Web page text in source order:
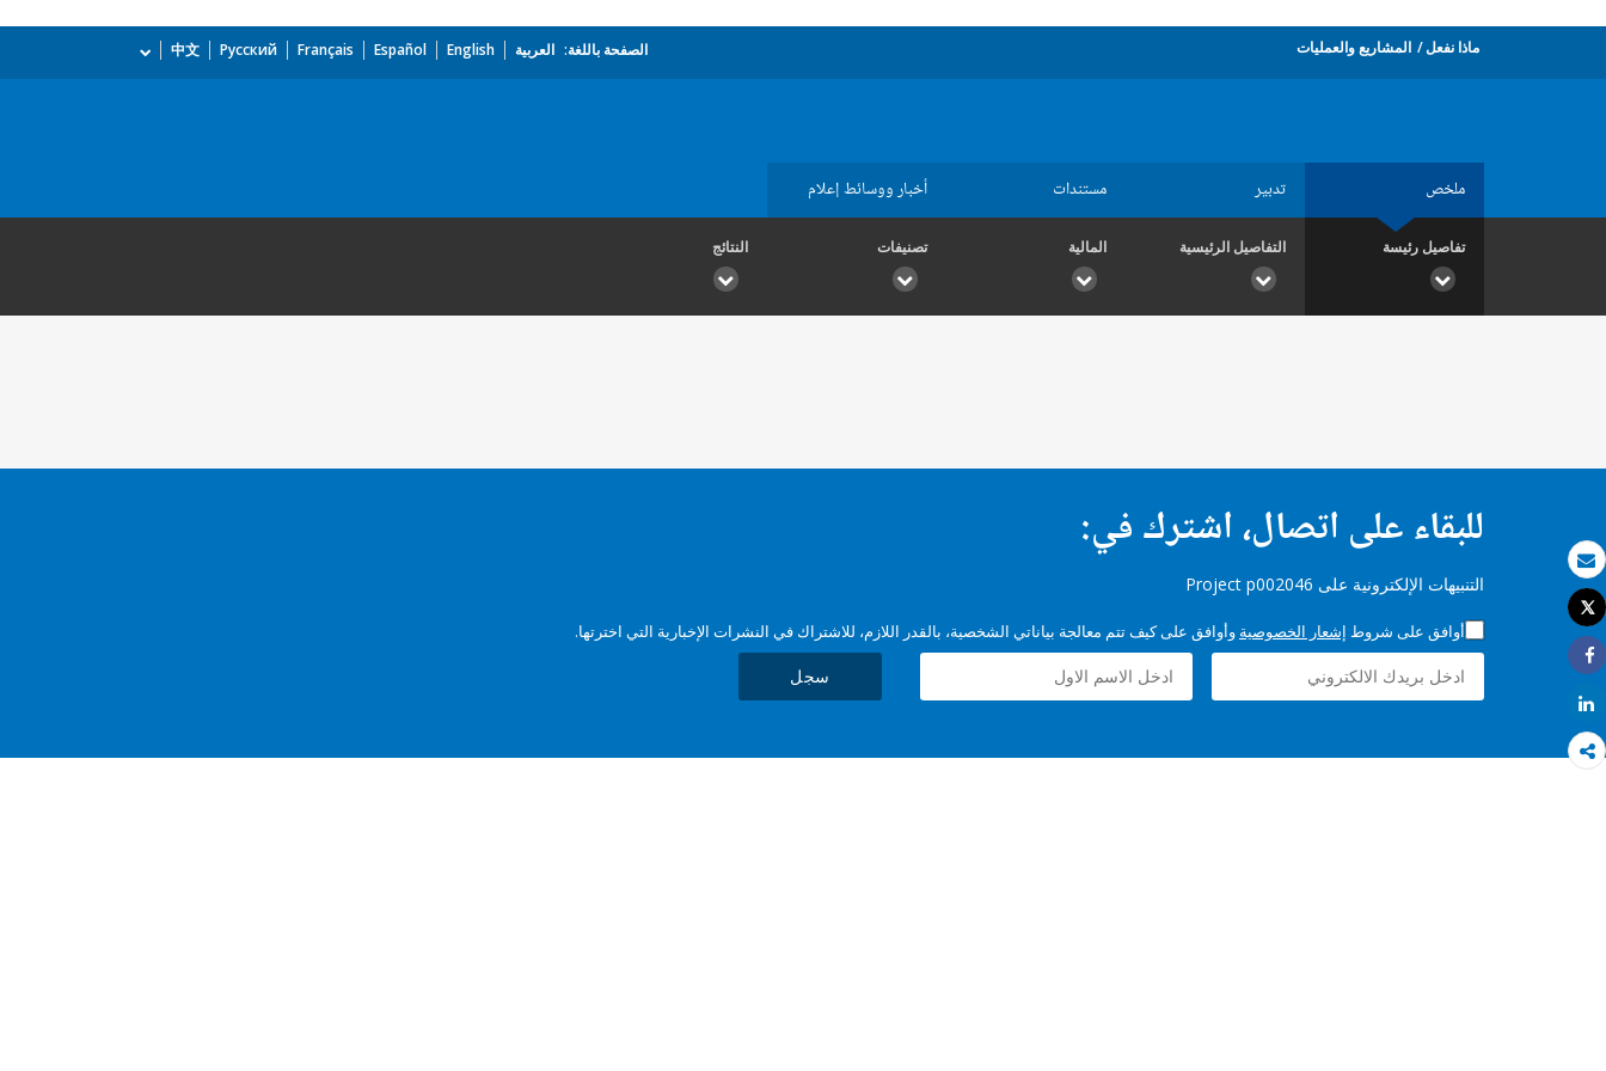
بريد الكتروني
طباعة
Tweet
Share
Share
ماذا نفعل المشاريع والعمليات الصفحة باللغة: العربية English
Español
Français
Русский
中文
ملخص تدبير مستندات أخبار ووسائط إعلام
تفاصيل رئيسة التفاصيل الرئيسية المالية تصنيفات النتائج
للبقاء على اتصال، اشترك في:
التنبيهات الإلكترونية على Project p002046
أوافق على شروط إشعار الخصوصية وأوافق على كيف تتم معالجة بياناتي الشخصية، بالقدر اللازم، للاشتراك في النشرات الإخبارية التي اخترتها.
سجل